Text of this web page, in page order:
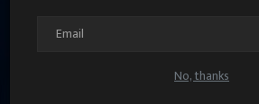
No, thanks